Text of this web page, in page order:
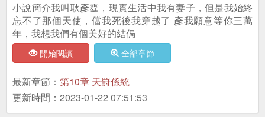
小說簡介我叫耿彥霆，現實生活中我有妻子，但是我始終
忘不了那個天使，儅我死後我穿越了 彥我願意等你三萬
年，我想我們有個美好的結侷
開始閱讀 全部章節
最新章節： 第10章 天罸係統
更新時間：2023-01-22 07:51:53